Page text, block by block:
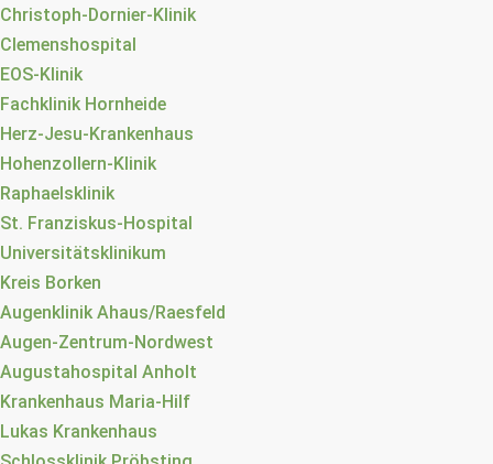
Christoph-Dornier-Klinik
Clemenshospital
EOS-Klinik
Fachklinik Hornheide
Herz-Jesu-Krankenhaus
Hohenzollern-Klinik
Raphaelsklinik
St. Franziskus-Hospital
Universitätsklinikum
Kreis Borken
Augenklinik Ahaus/Raesfeld
Augen-Zentrum-Nordwest
Augustahospital Anholt
Krankenhaus Maria-Hilf
Lukas Krankenhaus